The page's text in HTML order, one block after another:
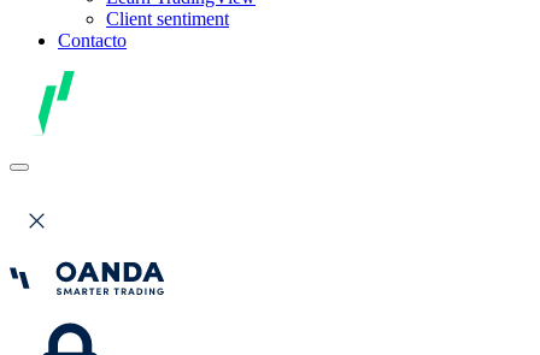
Client sentiment
Contacto